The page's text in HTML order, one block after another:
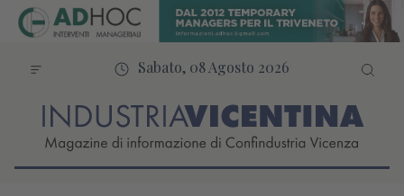
Sabato, 08 Agosto 2026